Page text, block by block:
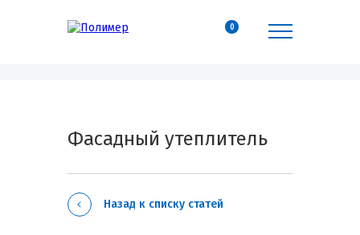
0
Фасадный утеплитель
Назад к списку статей